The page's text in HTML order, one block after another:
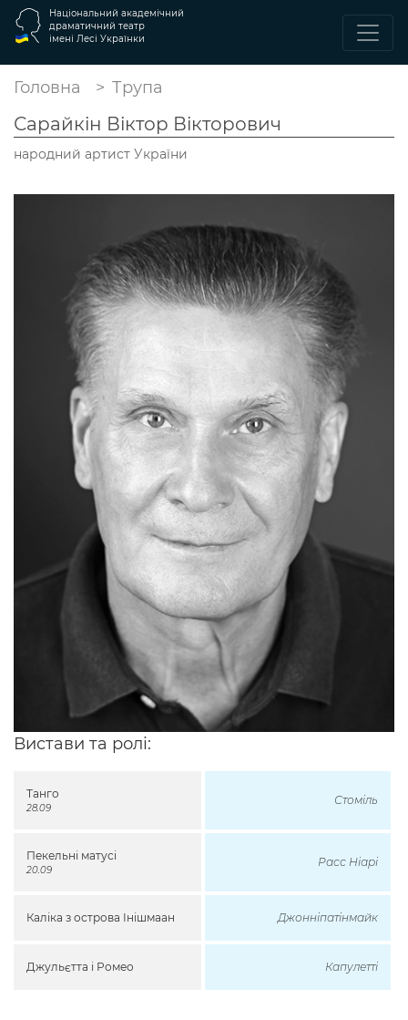
Національний академічний
драматичний театр
імені Лесі Українки
Головна Трупа
Сарайкін Віктор Вікторович
народний артист України
Вистави та ролі:
Танго
28.09
Стоміль
Пекельні матусі
20.09
Расс Ніарі
Каліка з острова Інішмаан Джонніпатінмайк
Джульєтта і Ромео Капулетті